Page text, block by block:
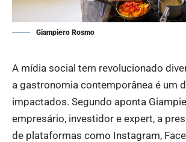
Giampiero Rosmo
A mídia social tem revolucionado
a gastronomia contemporânea é um
impactados. Segundo aponta
empresário, investidor e expert, a
de plataformas como Instagram,